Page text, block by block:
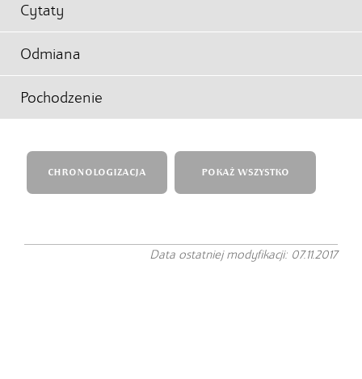
Cytaty
Odmiana
Pochodzenie
CHRONOLOGIZACJA POKAŻ WSZYSTKO
Data ostatniej modyfikacji: 07.11.2017